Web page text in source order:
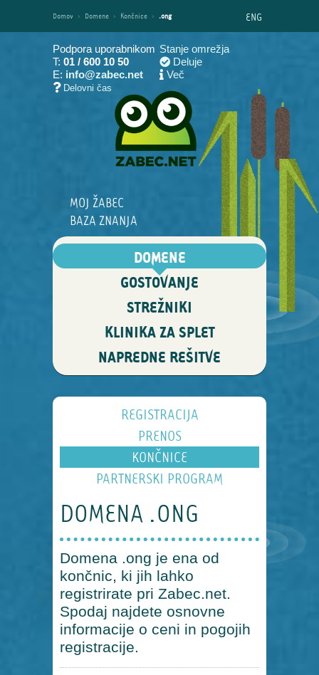
Domov › Domene › Končnice › .ong ENG
Podpora uporabnikom
T: 01 / 600 10 50
E: info@zabec.net
Delovni čas
Stanje omrežja
Deluje
Več
MOJ ŽABEC
BAZA ZNANJA
DOMENE
GOSTOVANJE
STREŽNIKI
KLINIKA ZA SPLET
NAPREDNE REŠITVE
REGISTRACIJA
PRENOS
KONČNICE
PARTNERSKI PROGRAM
DOMENA .ONG
Domena .ong je ena od
končnic, ki jih lahko
registrirate pri Zabec.net.
Spodaj najdete osnovne
informacije o ceni in pogojih
registracije.